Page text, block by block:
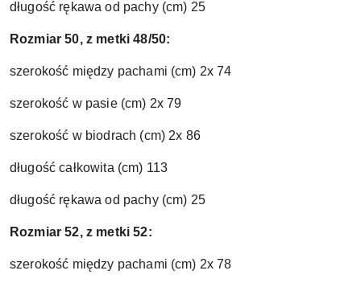
długość rękawa od pachy (cm) 25
Rozmiar 50, z metki 48/50:
szerokość między pachami (cm) 2x 74
szerokość w pasie (cm) 2x 79
szerokość w biodrach (cm) 2x 86
długość całkowita (cm) 113
długość rękawa od pachy (cm) 25
Rozmiar 52, z metki 52:
szerokość między pachami (cm) 2x 78